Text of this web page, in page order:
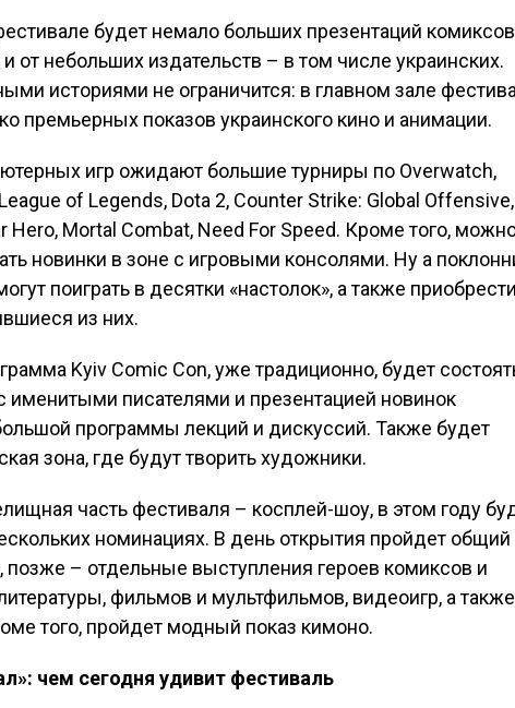
будет немало больших презентаций
и от небольших издательств – в том числе украинских.
историями не ограничится: в главном зале
премьерных показов украинского кино и анимации.
игр ожидают большие турниры по Overwatch,
of Legends, Dota 2, Counter Strike: Global Offensive,
Hero, Mortal Combat, Need For Speed. Кроме того,
новинки в зоне с игровыми консолями. Ну а
поиграть в десятки «настолок», а также приобрести
из них.
Kyiv Comic Con, уже традиционно, будет
именитыми писателями и презентацией новинок
программы лекций и дискуссий. Также будет
зона, где будут творить художники.
часть фестиваля – косплей-шоу, в этом году
номинациях. В день открытия пройдет общий
позже – отдельные выступления героев комиксов и
фильмов и мультфильмов, видеоигр, а также
того, пройдет модный показ кимоно.
чем сегодня удивит фестиваль